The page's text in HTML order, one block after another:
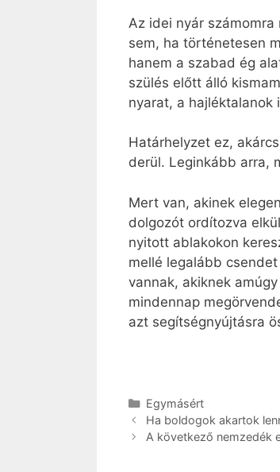
Az idei nyár
sem, ha történetesen
hanem a szabad ég
szülés előtt álló
nyarat, a hajléktalanok
Határhelyzet ez,
derül. Leginkább arra,
Mert van, akinek
dolgozót ordítozva
nyitott ablakokon
mellé legalább
vannak, akiknek
mindennap
azt segítségnyújtásra
Kategória
Egymásért
Ha boldogok akartok
A következő nemzedék